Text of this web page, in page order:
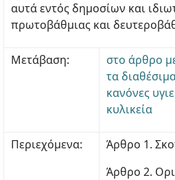
αυτά εντός δημοσίων και
πρωτοβάθμιας και
Μετάβαση:
στο άρθρο
τα
κανόνες
κυλικεία
Περιεχόμενα:
Άρθρο 1.
Άρθρο 2.